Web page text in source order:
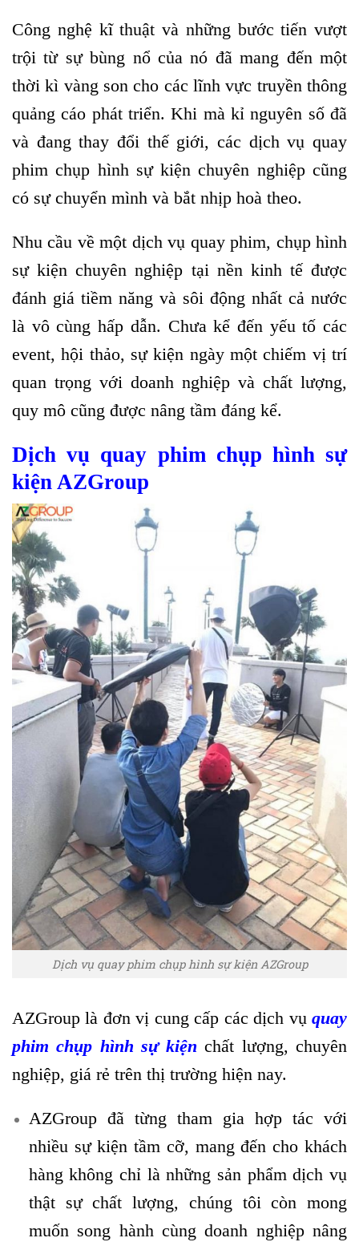
Công nghệ kĩ thuật và những bước tiến vượt
trội từ sự bùng nổ của nó đã mang đến một
thời kì vàng son cho các lĩnh vực truyền thông
quảng cáo phát triển. Khi mà kỉ nguyên số đã
và đang thay đổi thế giới, các dịch vụ quay
phim chụp hình sự kiện chuyên nghiệp cũng
có sự chuyển mình và bắt nhịp hoà theo.
Nhu cầu về một dịch vụ quay phim, chụp hình
sự kiện chuyên nghiệp tại nền kinh tế được
đánh giá tiềm năng và sôi động nhất cả nước
là vô cùng hấp dẫn. Chưa kể đến yếu tố các
event, hội thảo, sự kiện ngày một chiếm vị trí
quan trọng với doanh nghiệp và chất lượng,
quy mô cũng được nâng tầm đáng kể.
Dịch vụ quay phim chụp hình sự
kiện AZGroup
Dịch vụ quay phim chụp hình sự kiện AZGroup
AZGroup là đơn vị cung cấp các dịch vụ quay
phim chụp hình sự kiện chất lượng, chuyên
nghiệp, giá rẻ trên thị trường hiện nay.
AZGroup đã từng tham gia hợp tác với
nhiều sự kiện tầm cỡ, mang đến cho khách
hàng không chỉ là những sản phẩm dịch vụ
thật sự chất lượng, chúng tôi còn mong
muốn song hành cùng doanh nghiệp nâng